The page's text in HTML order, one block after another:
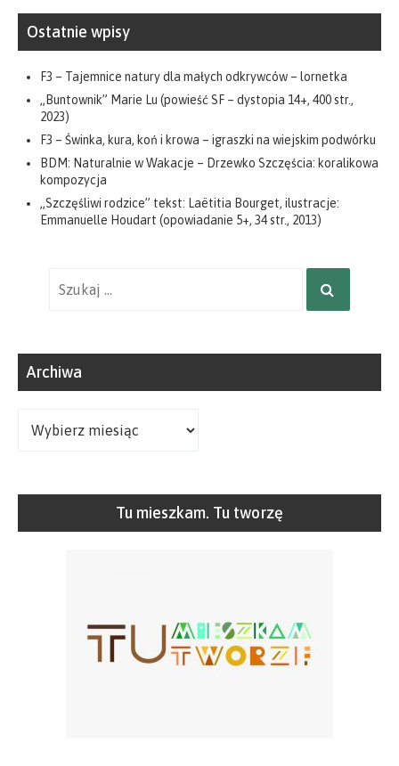
Ostatnie wpisy
F3 – Tajemnice natury dla małych odkrywców – lornetka
„Buntownik” Marie Lu (powieść SF – dystopia 14+, 400 str.,
2023)
F3 – Świnka, kura, koń i krowa – igraszki na wiejskim podwórku
BDM: Naturalnie w Wakacje – Drzewko Szczęścia: koralikowa
kompozycja
„Szczęśliwi rodzice” tekst: Laëtitia Bourget, ilustracje:
Emmanuelle Houdart (opowiadanie 5+, 34 str., 2013)
SZUKAJ
Archiwa
Tu mieszkam. Tu tworzę